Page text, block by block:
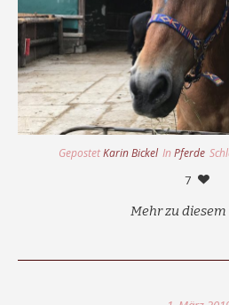
GepostetKarin Bickel In Pferde
7
Mehr zu diesem